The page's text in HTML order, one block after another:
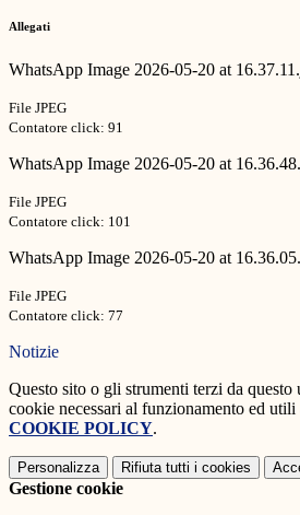
Allegati
WhatsApp Image 2026-05-20 at
File JPEG
Contatore click: 91
WhatsApp Image 2026-05-20 at
File JPEG
Contatore click: 101
WhatsApp Image 2026-05-20 at
File JPEG
Contatore click: 77
Notizie
Questo sito o gli strumenti terzi da
cookie necessari al funzionamento ed
COOKIE POLICY.
Personalizza Rifiuta tutti i cookies
Gestione cookie